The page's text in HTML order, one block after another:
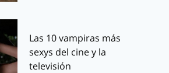
Las 10 vampiras más
sexys del cine y la
televisión